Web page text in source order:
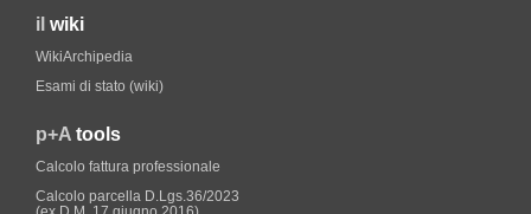
il wiki
WikiArchipedia
Esami di stato (wiki)
p+A tools
Calcolo fattura professionale
Calcolo parcella D.Lgs.36/2023